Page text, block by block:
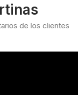
de los clientes